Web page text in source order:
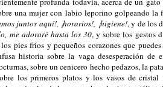
una mujer con labio leporino golpeando la
juntos aquí!, ¡horarios!, ¡higiene!, y de los
me adoraré hasta los 30, y sobre los gestos
pies fríos y pequeños corazones que
historia sobre la vaga desesperación de
sobre un cenicero hecho pedazos, la
los primeros platos y los vasos de